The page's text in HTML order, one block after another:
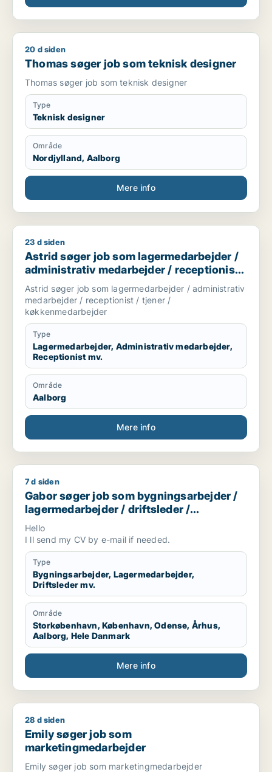
Thomas søger job som teknisk designer
20 d siden
Thomas søger job som teknisk designer
Thomas søger job som teknisk designer
Type
Teknisk designer
Område
Nordjylland, Aalborg
Mere info
Astrid søger job som lagermedarbejder / administrativ
23 d siden
Astrid søger job som lagermedarbejder /
administrativ medarbejder / receptionist /
tjener / køkkenmedarbejder
Astrid søger job som lagermedarbejder / administrativ
medarbejder / receptionist / tjener /
køkkenmedarbejder
Type
Lagermedarbejder, Administrativ medarbejder,
Receptionist mv.
Område
Aalborg
Mere info
Gabor søger job som bygningsarbejder /
7 d siden
Gabor søger job som bygningsarbejder /
lagermedarbejder / driftsleder /
ungarbejder / ufaglært
Hello
I ll send my CV by e-mail if needed.
Type
Bygningsarbejder, Lagermedarbejder,
Driftsleder mv.
Område
Storkøbenhavn, København, Odense, Århus,
Aalborg, Hele Danmark
Mere info
Emily søger job som marketingmedarbejder
28 d siden
Emily søger job som
marketingmedarbejder
Emily søger job som marketingmedarbejder